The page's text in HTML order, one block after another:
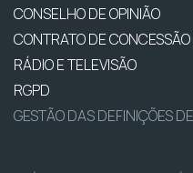
CONSELHO DE OPINIÃO
CONTRATO DE
RÁDIO E TELEVISÃO
RGPD
GESTÃO DAS DEFINIÇÕES